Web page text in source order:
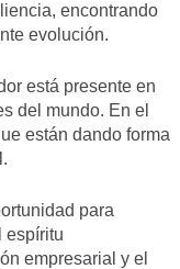
encontrando
evolución.
está presente en
del mundo. En el
están dando forma
para
espíritu
empresarial y el